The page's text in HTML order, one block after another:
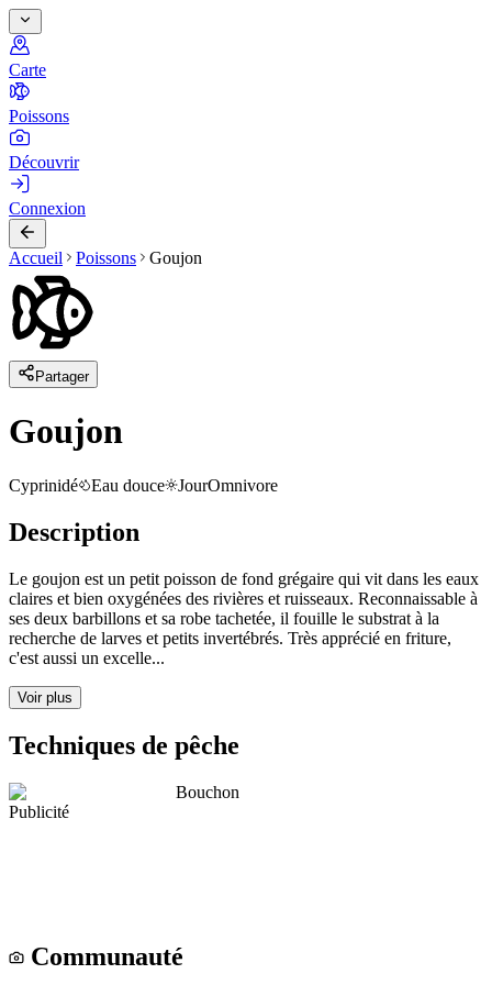
Carte
Poissons
Découvrir
Connexion
Accueil Poissons Goujon
Partager
Goujon
Cyprinidé Eau douce JourOmnivore
Description
Le goujon est un petit poisson de fond grégaire qui vit dans les eaux
claires et bien oxygénées des rivières et ruisseaux. Reconnaissable à
ses deux barbillons et sa robe tachetée, il fouille le substrat à la
recherche de larves et petits invertébrés. Très apprécié en friture,
c'est aussi un excelle...
Voir plus
Techniques de pêche
Bouchon
Publicité
Communauté